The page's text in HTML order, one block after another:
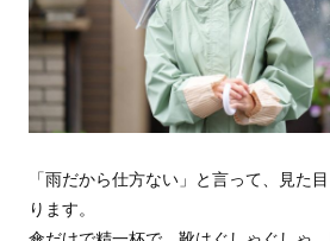
「雨だから仕方ない」と言って、見た
ります。